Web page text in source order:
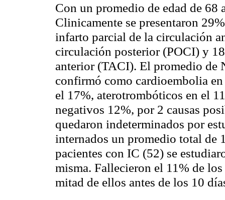
Con un promedio de edad de 68
Clinicamente se presentaron
infarto parcial de la circulación
circulación posterior (POCI) y
anterior (TACI). El promedio de
confirmó como cardioembolia
el 17%, aterotrombóticos en el
negativos 12%, por 2 causas
quedaron indeterminados por
internados un promedio total de
pacientes con IC (52) se
misma. Fallecieron el 11% de
mitad de ellos antes de los 10